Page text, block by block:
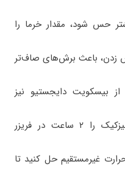
حس شود، مقدار خرما را
زدن، باعث برش‌های صاف‌تر
بیسکویت دایجستیو نیز
اگر عجله دارید، می‌توانید چیزکیک را ۲ ساعت در فریزر
غیرمستقیم حل کنید تا